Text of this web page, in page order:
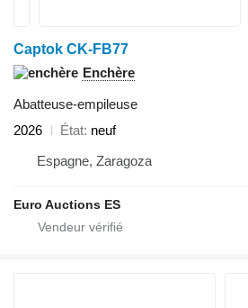
Captok CK-FB77
Enchère
Abatteuse-empileuse
2026
État neuf
Espagne, Zaragoza
Euro Auctions ES